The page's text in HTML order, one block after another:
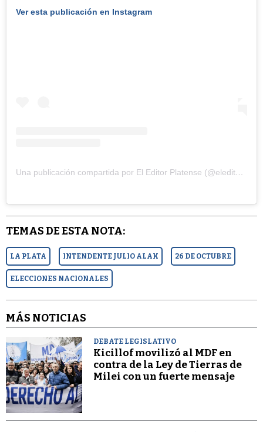
Ver esta publicación en Instagram
Una publicación compartida por El Editor Platense (@eleditorplatense)
TEMAS DE ESTA NOTA:
LA PLATA INTENDENTE JULIO ALAK 26 DE OCTUBRE
ELECCIONES NACIONALES
MÁS NOTICIAS
DEBATE LEGISLATIVO
Kicillof movilizó al MDF en
contra de la Ley de Tierras de
Milei con un fuerte mensaje